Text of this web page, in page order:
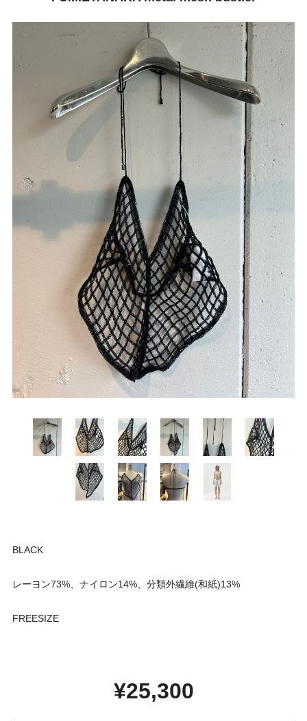
BLACK
レーヨン73%、ナイロン14%、分類外繊維(和紙)13%
FREESIZE
¥25,300